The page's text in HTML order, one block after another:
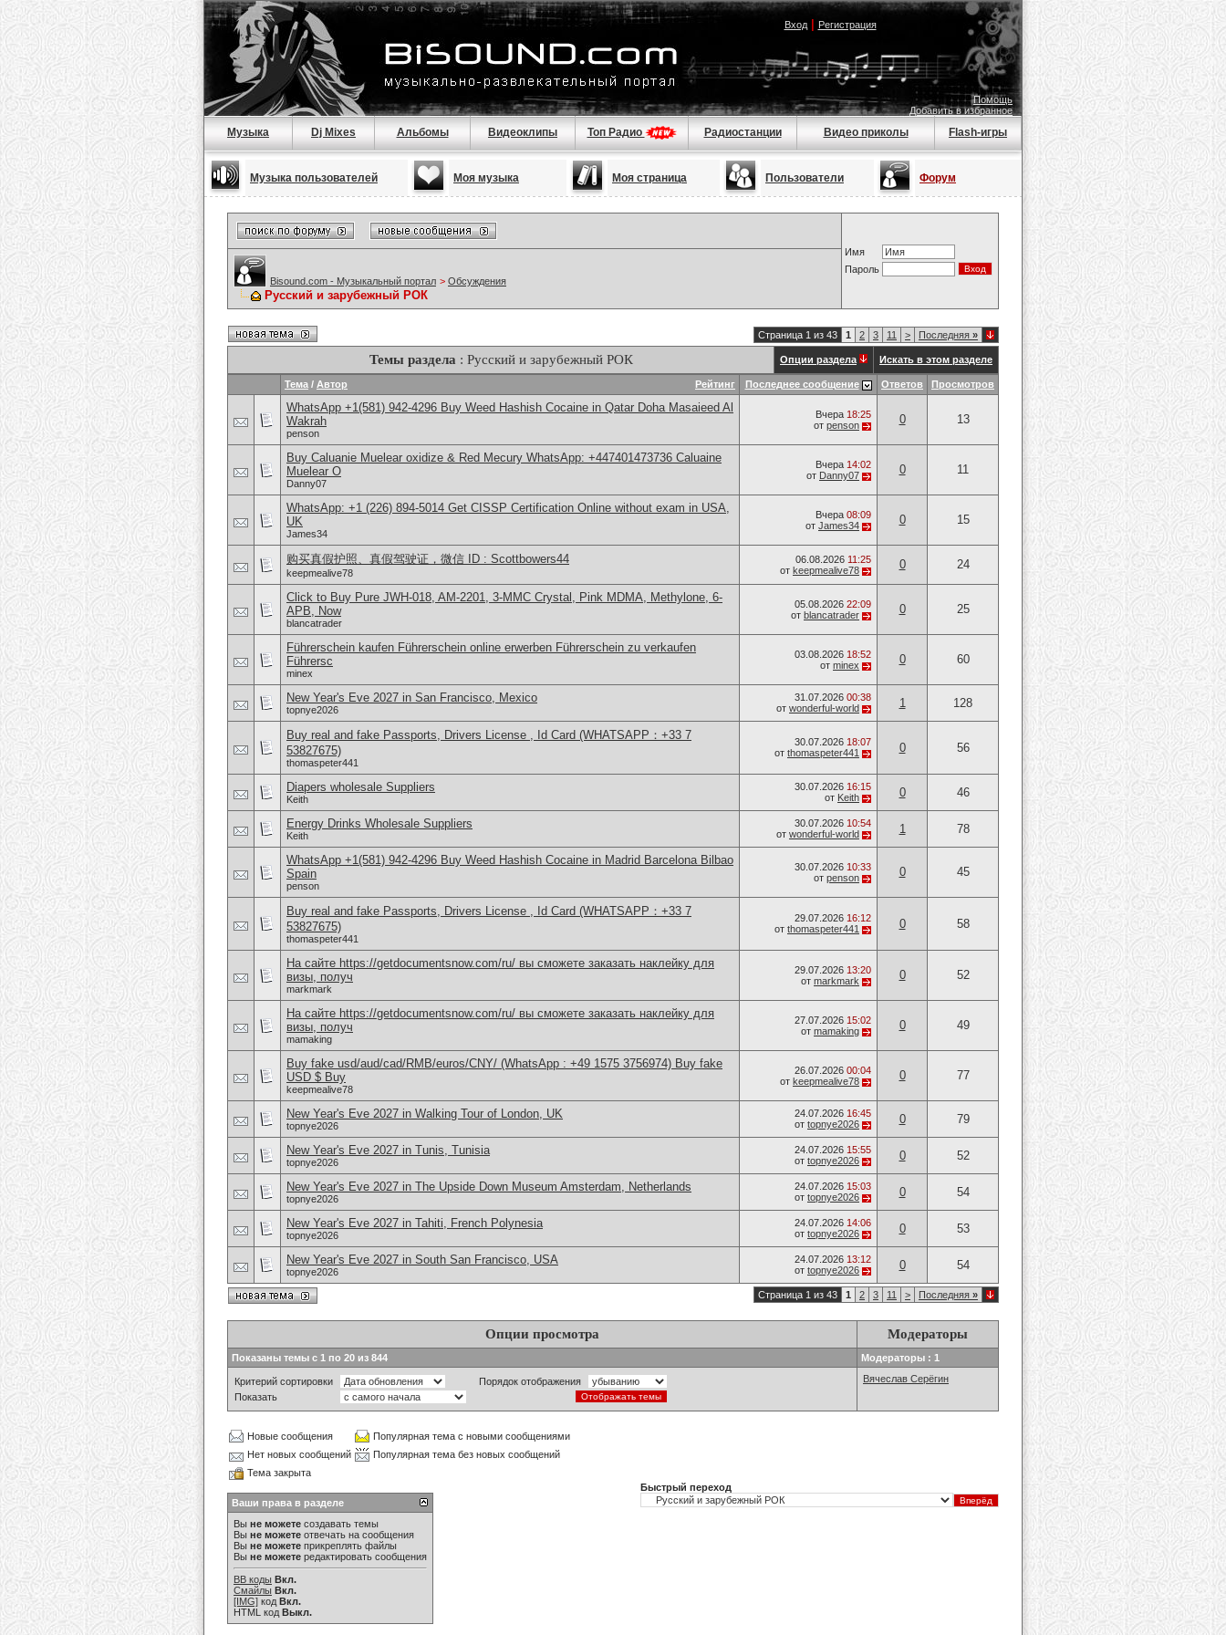
Вход| Регистрация
Помощь
Добавить в избранное
Музыка Dj Mixes Альбомы Видеоклипы Топ Радио Радиостанции Видео приколы Flash-игры
Музыка пользователей Моя музыка Моя страница Пользователи Форум
Имя
Пароль
Bisound.com - Музыкальный портал > Обсуждения
Русский и зарубежный РОК
Страница 1 из 43 1 2 3 11 > Последняя »
Темы раздела : Русский и зарубежный РОК Опции раздела Искать в этом разделе
Рейтинг
Тема / Автор Последнее сообщение Ответов Просмотров
WhatsApp +1(581) 942-4296 Buy Weed Hashish Cocaine in Qatar Doha Masaieed Al
Wakrah
penson
Вчера 18:25
от penson 0 13
Buy Caluanie Muelear oxidize & Red Mecury WhatsApp: +447401473736 Caluaine
Muelear O
Danny07
Вчера 14:02
от Danny07 0 11
WhatsApp: +1 (226) 894-5014​ Get CISSP Certification Online without exam in USA,
UK
James34
Вчера 08:09
от James34 0 15
购买真假护照、真假驾驶证，微信 ID : Scottbowers44
keepmealive78
06.08.2026 11:25
от keepmealive78 0 24
Click to Buy Pure JWH-018, AM-2201, 3-MMC Crystal, Pink MDMA, Methylone, 6-
APB, Now
blancatrader
05.08.2026 22:09
от blancatrader 0 25
Führerschein kaufen Führerschein online erwerben Führerschein zu verkaufen
Führersc
minex
03.08.2026 18:52
от minex 0 60
New Year's Eve 2027 in San Francisco, Mexico
topnye2026
31.07.2026 00:38
от wonderful-world 1 128
Buy real and fake Passports, Drivers License , Id Card (WHATSAPP：+33 7
53827675)
thomaspeter441
30.07.2026 18:07
от thomaspeter441 0 56
Diapers wholesale Suppliers
Keith
30.07.2026 16:15
от Keith 0 46
Energy Drinks Wholesale Suppliers
Keith
30.07.2026 10:54
от wonderful-world 1 78
WhatsApp +1(581) 942-4296 Buy Weed Hashish Cocaine in Madrid Barcelona Bilbao
Spain
penson
30.07.2026 10:33
от penson 0 45
Buy real and fake Passports, Drivers License , Id Card (WHATSAPP：+33 7
53827675)
thomaspeter441
29.07.2026 16:12
от thomaspeter441 0 58
На сайте https://getdocumentsnow.com/ru/ вы сможете заказать наклейку для
визы, получ
markmark
29.07.2026 13:20
от markmark 0 52
На сайте https://getdocumentsnow.com/ru/ вы сможете заказать наклейку для
визы, получ
mamaking
27.07.2026 15:02
от mamaking 0 49
Buy fake usd/aud/cad/RMB/euros/CNY/ (WhatsApp : +49 1575 3756974) Buy fake
USD $ Buy
keepmealive78
26.07.2026 00:04
от keepmealive78 0 77
New Year's Eve 2027 in Walking Tour of London, UK
topnye2026
24.07.2026 16:45
от topnye2026 0 79
New Year's Eve 2027 in Tunis, Tunisia
topnye2026
24.07.2026 15:55
от topnye2026 0 52
New Year's Eve 2027 in The Upside Down Museum Amsterdam, Netherlands
topnye2026
24.07.2026 15:03
от topnye2026 0 54
New Year's Eve 2027 in Tahiti, French Polynesia
topnye2026
24.07.2026 14:06
от topnye2026 0 53
New Year's Eve 2027 in South San Francisco, USA
topnye2026
24.07.2026 13:12
от topnye2026 0 54
Страница 1 из 43 1 2 3 11 > Последняя »
Опции просмотра Модераторы
Показаны темы с 1 по 20 из 844 Модераторы : 1
Критерий сортировки
Порядок отображения
Показать
Вячеслав Серёгин
Новые сообщения
Популярная тема с новыми сообщениями
Нет новых сообщений
Популярная тема без новых сообщений
Тема закрыта
Ваши права в разделе
Вы не можете создавать темы
Вы не можете отвечать на сообщения
Вы не можете прикреплять файлы
Вы не можете редактировать сообщения
BB коды Вкл.
Смайлы Вкл.
[IMG] код Вкл.
HTML код Выкл.
Быстрый переход